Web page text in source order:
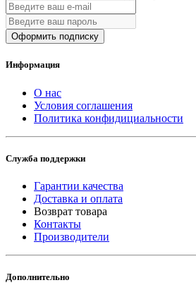
Оформить подписку
Информация
О нас
Условия соглашения
Политика конфидициальности
Служба поддержки
Гарантии качества
Доставка и оплата
Возврат товара
Контакты
Производители
Дополнительно